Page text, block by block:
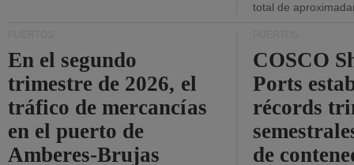
total de
En el segundo
trimestre de 2026, el
tráfico de mercancías
en el puerto de
Amberes-Brujas
COSCO
Ports
récords
de